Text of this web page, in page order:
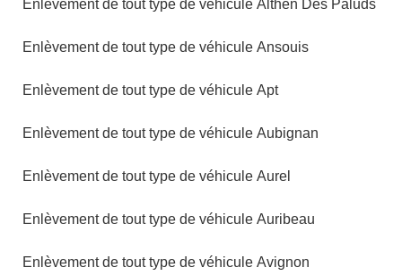
Enlèvement de tout type de véhicule Althen Des Paluds
Enlèvement de tout type de véhicule Ansouis
Enlèvement de tout type de véhicule Apt
Enlèvement de tout type de véhicule Aubignan
Enlèvement de tout type de véhicule Aurel
Enlèvement de tout type de véhicule Auribeau
Enlèvement de tout type de véhicule Avignon